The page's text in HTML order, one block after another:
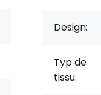
Design:
Typ de
tissu: